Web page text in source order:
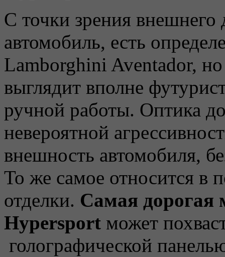
С точки зрения
автомобиль, есть
Lamborghini Aventador,
выглядит вполне
ручной работы. Оптика
невероятной
внешность автомобиля,
То же самое относится в
отделки. Самая
Hypersport может
голографической